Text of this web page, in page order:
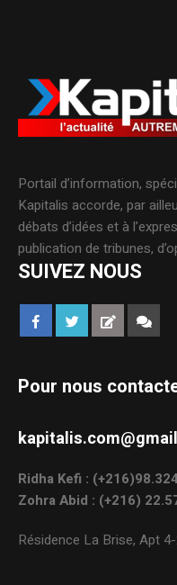
Portail d’information,
Kapitalis accorde, par
débats d’idées et à
publication de tribunes,
SUIVEZ NOUS
Pour nous
Ridha Kefi :
Zohra Abid : (+216)
Résidence La Brise, Apt